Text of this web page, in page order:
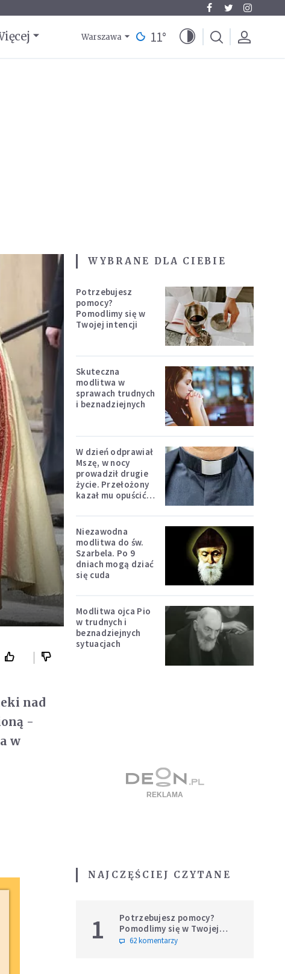
Warszawa 11°
nad
-
w
WYBRANE DLA CIEBIE
Potrzebujesz
pomocy?
Pomodlimy się w
Twojej intencji
Skuteczna
modlitwa w
sprawach trudnych
i beznadziejnych
W dzień odprawiał
Mszę, w nocy
prowadził drugie
życie. Przełożony
kazał mu opuścić
Niezawodna
modlitwa do św.
Szarbela. Po 9
dniach mogą dziać
się cuda
Modlitwa ojca Pio
w trudnych i
beznadziejnych
sytuacjach
NAJCZĘŚCIEJ CZYTANE
1
Potrzebujesz pomocy?
Pomodlimy się w Twojej
intencji
62 komentarzy